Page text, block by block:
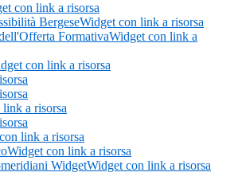
con link a risorsa
Widget con link a risorsa
Widget con link a
con link a risorsa
a risorsa
link a risorsa
Widget con link a risorsa
Widget con link a risorsa